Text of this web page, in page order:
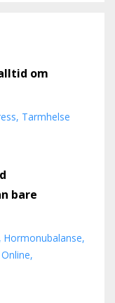
om
Tarmhelse
bare
Hormonubalanse
Online